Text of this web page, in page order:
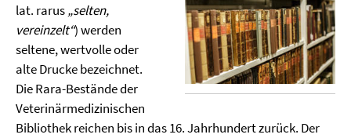
lat. rarus„selten,
vereinzelt“) werden
seltene, wertvolle oder
alte Drucke bezeichnet.
Die Rara-Bestände der
Veterinärmedizinischen
Bibliothek reichen bis in das 16. Jahrhundert zurück. Der